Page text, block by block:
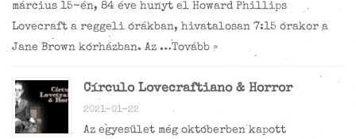
március 15-én, 84 éve hunyt el Howard Phillips
Lovecraft a reggeli órákban, hivatalosan 7:15 órakor a
Jane Brown kórházban. Az …Tovább »
Círculo Lovecraftiano & Horror
2021-01-22
Az egyesület még októberben kapott